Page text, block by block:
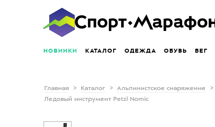
НОВИНКИ КАТАЛОГ ОДЕЖДА ОБУВЬ БЕГ
Главная Каталог Альпинистское снаряжение
Ледовый инструмент Petzl Nomic